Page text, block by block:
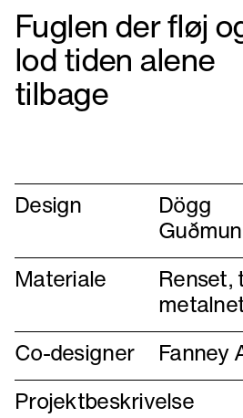
Fuglen der fløj
lod tiden alene
tilbage
Design Dögg
Materiale
Renset,
Co-designer
Fanney
Projektbeskrivelse